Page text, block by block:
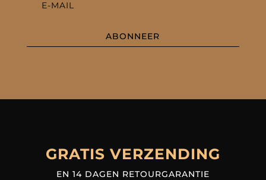
ABONNEER
GRATIS VERZENDING
EN 14 DAGEN RETOURGARANTIE